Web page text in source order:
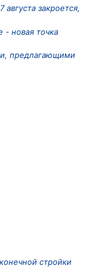
закроется,
- новая точка
предлагающими
стройки